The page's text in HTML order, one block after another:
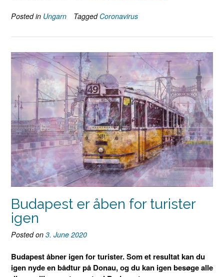
Posted in Ungarn Tagged Coronavirus
Budapest er åben for turister
igen
Posted on 3. June 2020
Budapest åbner igen for turister. Som et resultat kan du
igen nyde en bådtur på Donau, og du kan igen besøge alle